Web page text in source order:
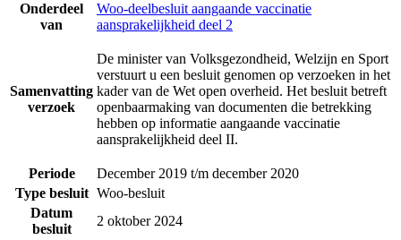
Onderdeel
van
Woo-deelbesluit aangaande vaccinatie
aansprakelijkheid deel 2
Samenvatting
verzoek
De minister van Volksgezondheid, Welzijn en Sport
verstuurt u een besluit genomen op verzoeken in het
kader van de Wet open overheid. Het besluit betreft
openbaarmaking van documenten die betrekking
hebben op informatie aangaande vaccinatie
aansprakelijkheid deel II.
Periode
December 2019 t/m december 2020
Type besluit Woo-besluit
Datum
besluit
2 oktober 2024